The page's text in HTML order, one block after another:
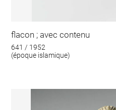
flacon ; avec contenu
641 / 1952
(époque islamique)